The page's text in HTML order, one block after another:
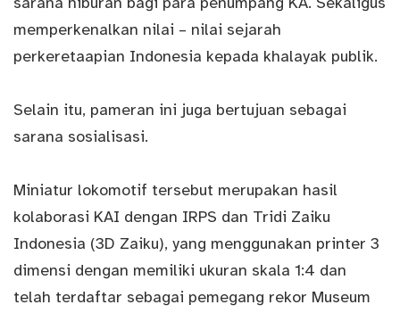
memperkenalkan nilai – nilai sejarah
perkeretaapian Indonesia kepada khalayak publik.
Selain itu, pameran ini juga bertujuan sebagai
sarana sosialisasi.
Miniatur lokomotif tersebut merupakan hasil
kolaborasi KAI dengan IRPS dan Tridi Zaiku
Indonesia (3D Zaiku), yang menggunakan printer 3
dimensi dengan memiliki ukuran skala 1:4 dan
telah terdaftar sebagai pemegang rekor Museum